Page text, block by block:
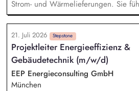
Strom- und Wärmelieferungen. Sie
Nachweis für nachhaltig erzeugtes
wie Nabisy, SURE sowie das dena-
übernehmen das operative
Schnittstellen des Energiemarktes. Sie
Datensätze, erstellen aussagekräftige
Reports und sichern eine hohe
Schnittstellen und
21. Juli 2026 Stepstone
Projektleiter Energieeffizienz &
Gebäudetechnik (m/w/d)
EEP Energieconsulting GmbH
München